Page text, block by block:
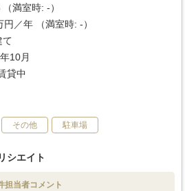
満室時: -）
円／年 （満室時: -）
て
10月
貸中
その他 駐車場
シエイト
担当者コメント